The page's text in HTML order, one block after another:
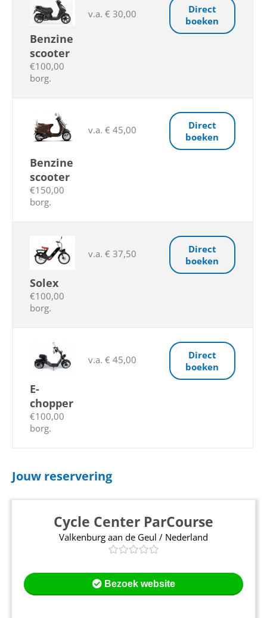
Benzine
scooter
€100,00
borg.
v.a. € 30,00
Direct
boeken
Benzine
scooter
€150,00
borg.
v.a. € 45,00
Direct
boeken
Solex
€100,00
borg.
v.a. € 37,50
Direct
boeken
E-
chopper
€100,00
borg.
v.a. € 45,00
Direct
boeken
Jouw reservering
Cycle Center ParCourse
Valkenburg aan de Geul / Nederland
Bezoek website